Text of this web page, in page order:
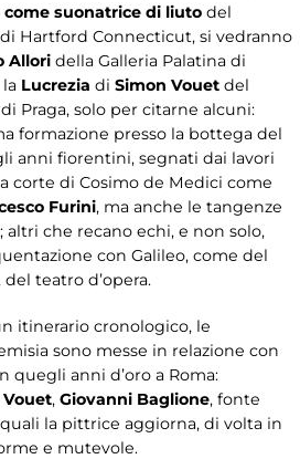
suonatrice di liuto del
Hartford Connecticut, si vedranno
Allori della Galleria Palatina di
Lucrezia di Simon Vouet del
Praga, solo per citarne alcuni:
formazione presso la bottega del
anni fiorentini, segnati dai lavori
corte di Cosimo de Medici come
Furini, ma anche le tangenze
; altri che recano echi, e non solo,
con Galileo, come del
teatro d’opera.
itinerario cronologico, le
sono messe in relazione con
anni d’oro a Roma:
, Giovanni Baglione, fonte
la pittrice aggiorna, di volta in
e mutevole.